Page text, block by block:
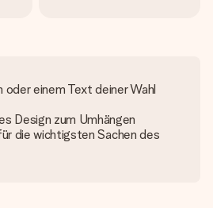
oder einem Text deiner Wahl
Design zum Umhängen
die wichtigsten Sachen des